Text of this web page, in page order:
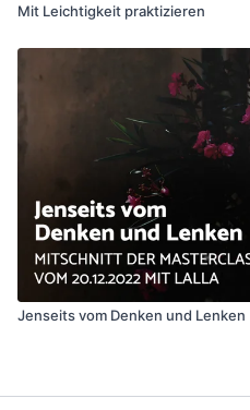
Mit Leichtigkeit praktizieren
Jenseits vom Denken und Lenken